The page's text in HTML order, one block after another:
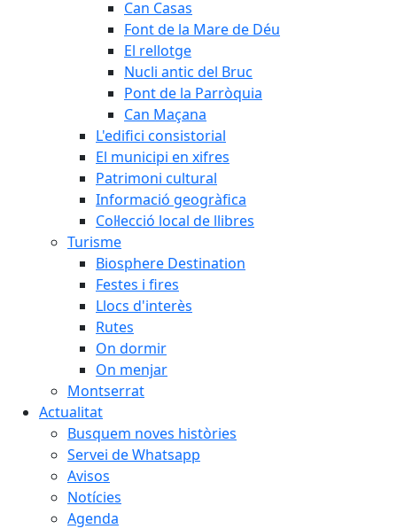
Can Casas
Font de la Mare de Déu
El rellotge
Nucli antic del Bruc
Pont de la Parròquia
Can Maçana
L'edifici consistorial
El municipi en xifres
Patrimoni cultural
Informació geogràfica
Col·lecció local de llibres
Turisme
Biosphere Destination
Festes i fires
Llocs d'interès
Rutes
On dormir
On menjar
Montserrat
Actualitat
Busquem noves històries
Servei de Whatsapp
Avisos
Notícies
Agenda